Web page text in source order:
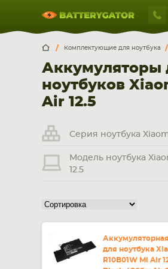
Москва Санкт-Петербург
г. Москва, ул. Ткацкая, 5с3 (м.
5 мин. ходьбы от ст.м. “Семеновская”
+7 495 414 28 59
Пн-Вс:
9:00-21:00
смартфона, планшета
Комплектующие для ноутбука
Аккумуляторы
ноутбуков
Air 12.5
Серия ноутбука
Модель ноутбука
12.5
для ноутбука
R10B01W Mi Air